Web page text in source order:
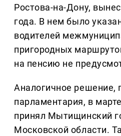
Ростова-на-Дону,
года. В нем было
водителей
пригородных
на пенсию не
Аналогичное решение,
парламентария, в
принял Мытищинский
Московской области.